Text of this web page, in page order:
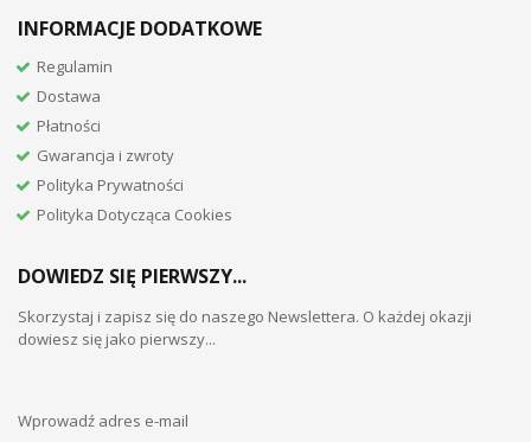
INFORMACJE DODATKOWE
Regulamin
Dostawa
Płatności
Gwarancja i zwroty
Polityka Prywatności
Polityka Dotycząca Cookies
DOWIEDZ SIĘ PIERWSZY...
Skorzystaj i zapisz się do naszego Newslettera. O każdej okazji
dowiesz się jako pierwszy...
Wprowadź adres e-mail